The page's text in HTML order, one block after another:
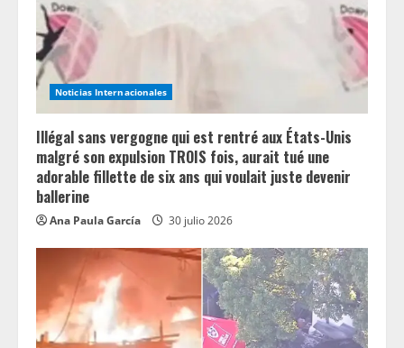
d
i
n
g
Noticias Internacionales
Illégal sans vergogne qui est rentré aux États-Unis
malgré son expulsion TROIS fois, aurait tué une
adorable fillette de six ans qui voulait juste devenir
ballerine
Ana Paula García 30 julio 2026